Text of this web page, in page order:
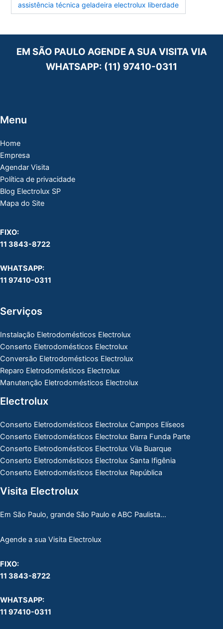
assistência técnica geladeira electrolux liberdade
EM SÃO PAULO AGENDE A SUA VISITA VIA
WHATSAPP: (11) 97410-0311
Menu
Home
Empresa
Agendar Visita
Política de privacidade
Blog Electrolux SP
Mapa do Site
FIXO:
11 3843-8722
WHATSAPP:
11 97410-0311
Serviços
Instalação Eletrodomésticos Electrolux
Conserto Eletrodomésticos Electrolux
Conversão Eletrodomésticos Electrolux
Reparo Eletrodomésticos Electrolux
Manutenção Eletrodomésticos Electrolux
Electrolux
Conserto Eletrodomésticos Electrolux Campos Elíseos
Conserto Eletrodomésticos Electrolux Barra Funda Parte
Conserto Eletrodomésticos Electrolux Vila Buarque
Conserto Eletrodomésticos Electrolux Santa Ifigênia
Conserto Eletrodomésticos Electrolux República
Visita Electrolux
Em São Paulo, grande São Paulo e ABC Paulista…
Agende a sua Visita Electrolux
FIXO:
11 3843-8722
WHATSAPP:
11 97410-0311